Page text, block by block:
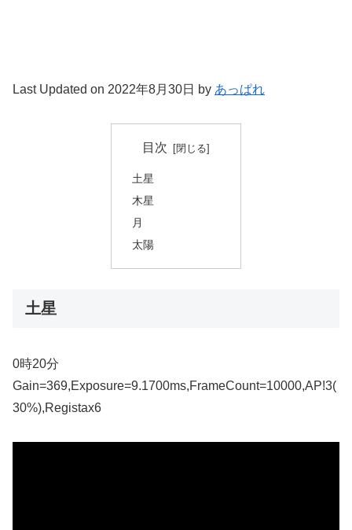
Last Updated on 2022年8月30日 by あっぱれ
目次
土星
木星
月
太陽
土星
0時20分
Gain=369,Exposure=9.1700ms,FrameCount=10000,AP!3(
30%),Registax6